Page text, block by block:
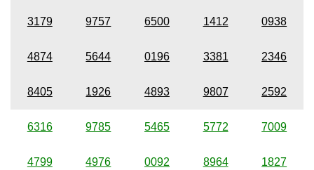
3179 9757 6500 1412 0938
4874 5644 0196 3381 2346
8405 1926 4893 9807 2592
6316 9785 5465 5772 7009
4799 4976 0092 8964 1827